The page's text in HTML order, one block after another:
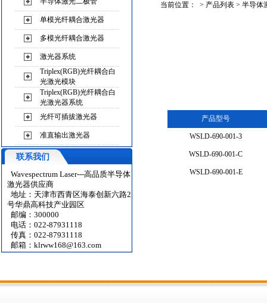
单模光纤耦合激光器
多模光纤耦合激光器
激光器系统
Triplex(RGB)光纤耦合白
光激光模块
Triplex(RGB)光纤耦合白
光激光器系统
光纤可插拔激光器
准直输出激光器
联系我们
Wavespectrum Laser---高品质半导体
激光器供应商
地址：天津市西青区海泰创新六路2
号华鼎高科技产业园区
邮编：300000
电话：022-87931118
传真：022-87931118
邮箱： klrww168@163.com
当前位置： > 产品列表> 半导体
产品型号
WSLD-690-001-3
WSLD-690-001-C
WSLD-690-001-E